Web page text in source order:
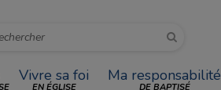
Vivre sa foi
EN ÉGLISE
Ma responsabilité
DE BAPTISÉ